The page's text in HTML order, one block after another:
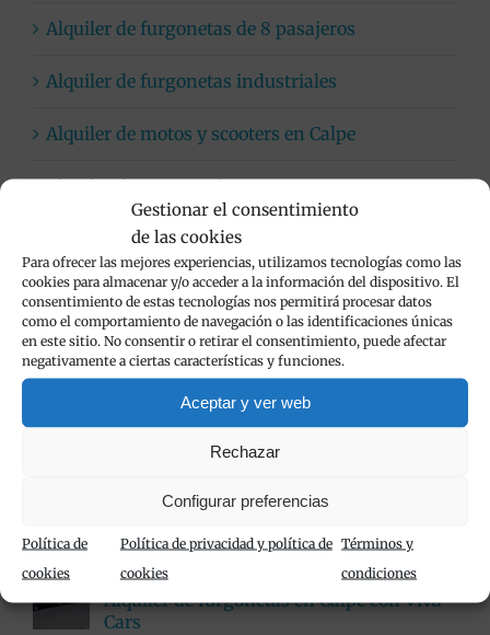
Gestionar el consentimiento
de las cookies
Para ofrecer las mejores experiencias, utilizamos tecnologías como las
cookies para almacenar y/o acceder a la información del dispositivo. El
consentimiento de estas tecnologías nos permitirá procesar datos
como el comportamiento de navegación o las identificaciones únicas
en este sitio. No consentir o retirar el consentimiento, puede afectar
negativamente a ciertas características y funciones.
Aceptar y ver web
Rechazar
Configurar preferencias
Política de
cookies
Política de privacidad y política de
cookies
Términos y
condiciones
Alquiler de furgonetas de 8 pasajeros
Alquiler de furgonetas industriales
Alquiler de motos y scooters en Calpe
Alquiler de SUV en Alicante
Coches automáticos
Flota de vehículos de alquiler
Limpieza de vehículos
Popular
Alquiler de furgonetas en Calpe con Viva
Cars